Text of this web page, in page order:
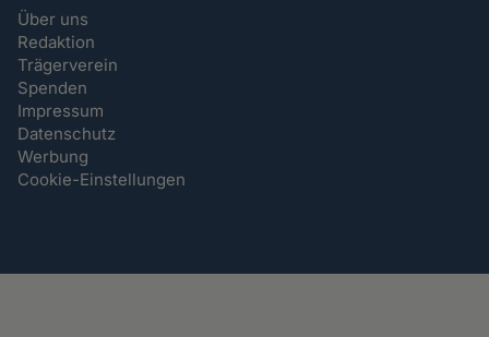
Über uns
Redaktion
Trägerverein
Spenden
Impressum
Datenschutz
Werbung
Cookie-Einstellungen